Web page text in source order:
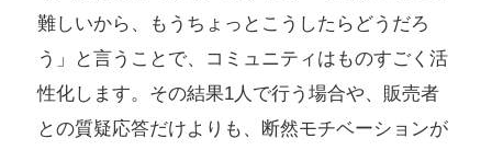
難しいから、もうちょっとこうしたらどうだろ
う」と言うことで、コミュニティはものすごく活
性化します。その結果1人で行う場合や、販売者
との質疑応答だけよりも、断然モチベーションが